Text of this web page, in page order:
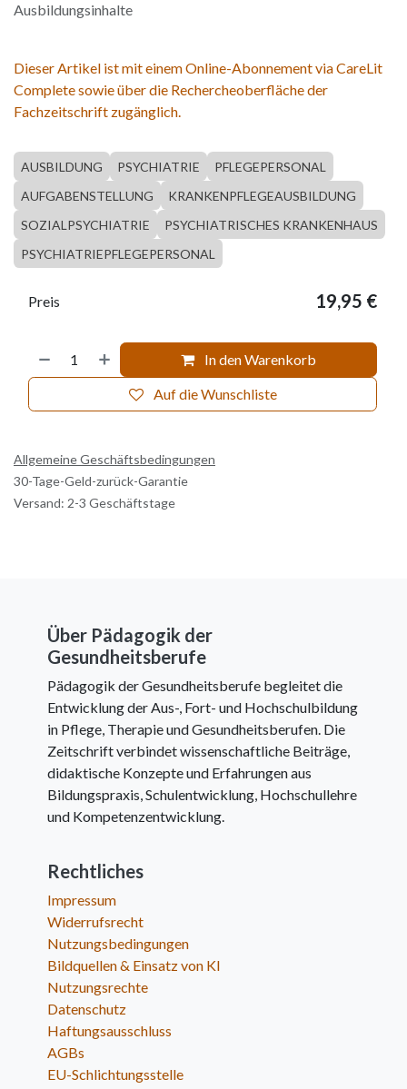
Ausbildungsinhalte
Dieser Artikel ist mit einem Online-Abonnement via CareLit
Complete sowie über die Rechercheoberfläche der
Fachzeitschrift zugänglich.
AUSBILDUNG PSYCHIATRIE
PFLEGEPERSONAL
AUFGABENSTELLUNG
KRANKENPFLEGEAUSBILDUNG
SOZIALPSYCHIATRIE
PSYCHIATRISCHES KRANKENHAUS
PSYCHIATRIEPFLEGEPERSONAL
In den Warenkorb
Auf die Wunschliste
Preis 19,95 €
Allgemeine Geschäftsbedingungen
30-Tage-Geld-zurück-Garantie
Versand: 2-3 Geschäftstage
Über Pädagogik der
Gesundheitsberufe
Pädagogik der Gesundheitsberufe begleitet die
Entwicklung der Aus-, Fort- und Hochschulbildung
in Pflege, Therapie und Gesundheitsberufen. Die
Zeitschrift verbindet wissenschaftliche Beiträge,
didaktische Konzepte und Erfahrungen aus
Bildungspraxis, Schulentwicklung, Hochschullehre
und Kompetenzentwicklung.
Rechtliches
Impressum
Widerrufsrecht
Nutzungsbedingungen
Bildquellen & Einsatz von KI
Nutzungsrechte
Datenschutz
Haftungsausschluss
AGBs
EU-Schlichtungsstelle